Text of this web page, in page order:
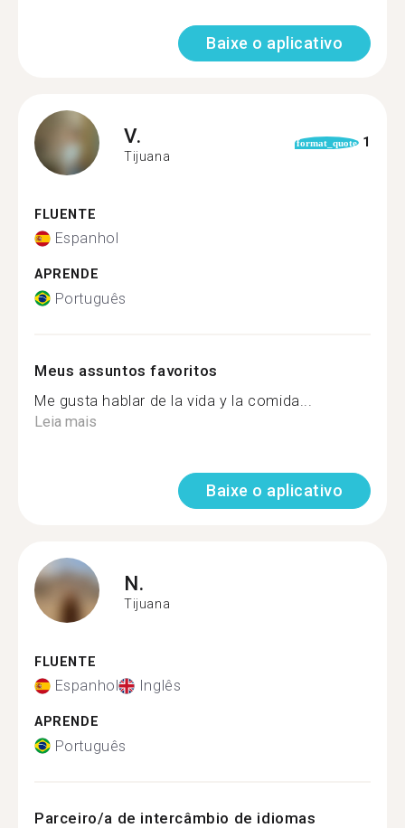
Baixe o aplicativo
V.
Tijuana
format_quote 1
FLUENTE
Espanhol
APRENDE
Português
Meus assuntos favoritos
Me gusta hablar de la vida y la comida...
Leia mais
Baixe o aplicativo
N.
Tijuana
FLUENTE
Espanhol Inglês
APRENDE
Português
Parceiro/a de intercâmbio de idiomas